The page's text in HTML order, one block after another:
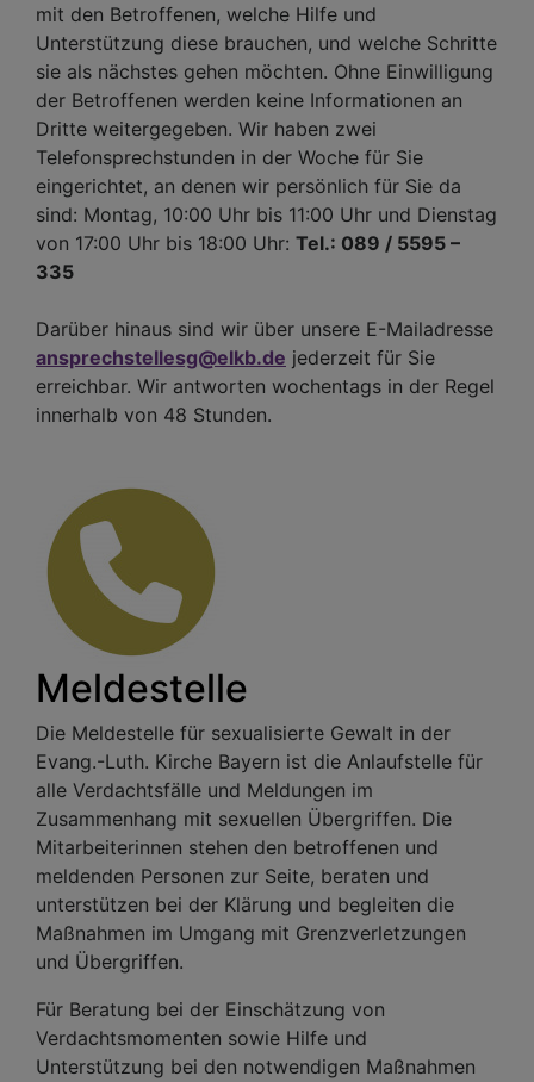
mit den Betroffenen, welche Hilfe und
Unterstützung diese brauchen, und welche Schritte
sie als nächstes gehen möchten. Ohne Einwilligung
der Betroffenen werden keine Informationen an
Dritte weitergegeben. Wir haben zwei
Telefonsprechstunden in der Woche für Sie
eingerichtet, an denen wir persönlich für Sie da
sind: Montag, 10:00 Uhr bis 11:00 Uhr und Dienstag
von 17:00 Uhr bis 18:00 Uhr: Tel.: 089 / 5595 –
335
Darüber hinaus sind wir über unsere E-Mailadresse
ansprechstellesg@elkb.de jederzeit für Sie
erreichbar. Wir antworten wochentags in der Regel
innerhalb von 48 Stunden.
Meldestelle
Die Meldestelle für sexualisierte Gewalt in der
Evang.-Luth. Kirche Bayern ist die Anlaufstelle für
alle Verdachtsfälle und Meldungen im
Zusammenhang mit sexuellen Übergriffen. Die
Mitarbeiterinnen stehen den betroffenen und
meldenden Personen zur Seite, beraten und
unterstützen bei der Klärung und begleiten die
Maßnahmen im Umgang mit Grenzverletzungen
und Übergriffen.
Für Beratung bei der Einschätzung von
Verdachtsmomenten sowie Hilfe und
Unterstützung bei den notwendigen Maßnahmen